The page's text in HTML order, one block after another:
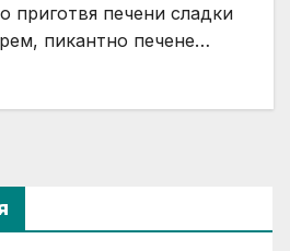
приготвя печени сладки
пикантно печене…